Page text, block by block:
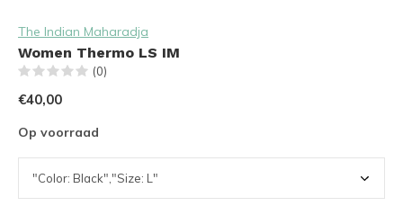
The Indian Maharadja
Women Thermo LS IM
(0)
€40,00
Op voorraad